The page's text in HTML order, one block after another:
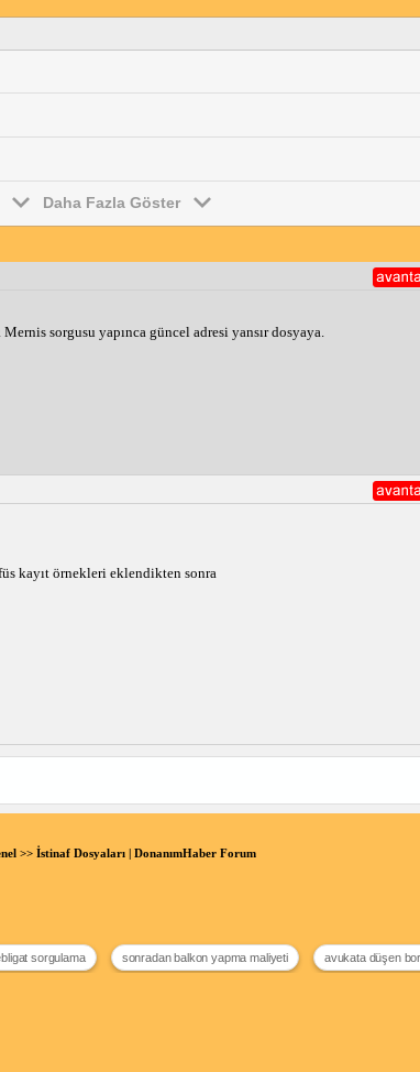
Daha Fazla Göster
sorgusu yapınca güncel adresi yansır dosyaya.
kayıt örnekleri eklendikten sonra
>> İstinaf Dosyaları | DonanımHaber Forum
sorgulama sonradan balkon yapma maliyeti avukata düşen